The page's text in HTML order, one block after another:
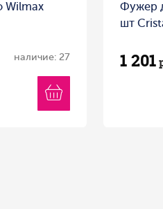
Wilmax
наличие: 27
Фужер
шт
1 201